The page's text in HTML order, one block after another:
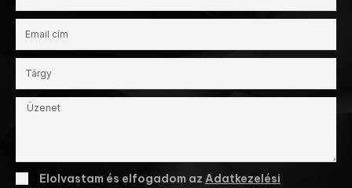
Elolvastam és elfogadom az Adatkezelési